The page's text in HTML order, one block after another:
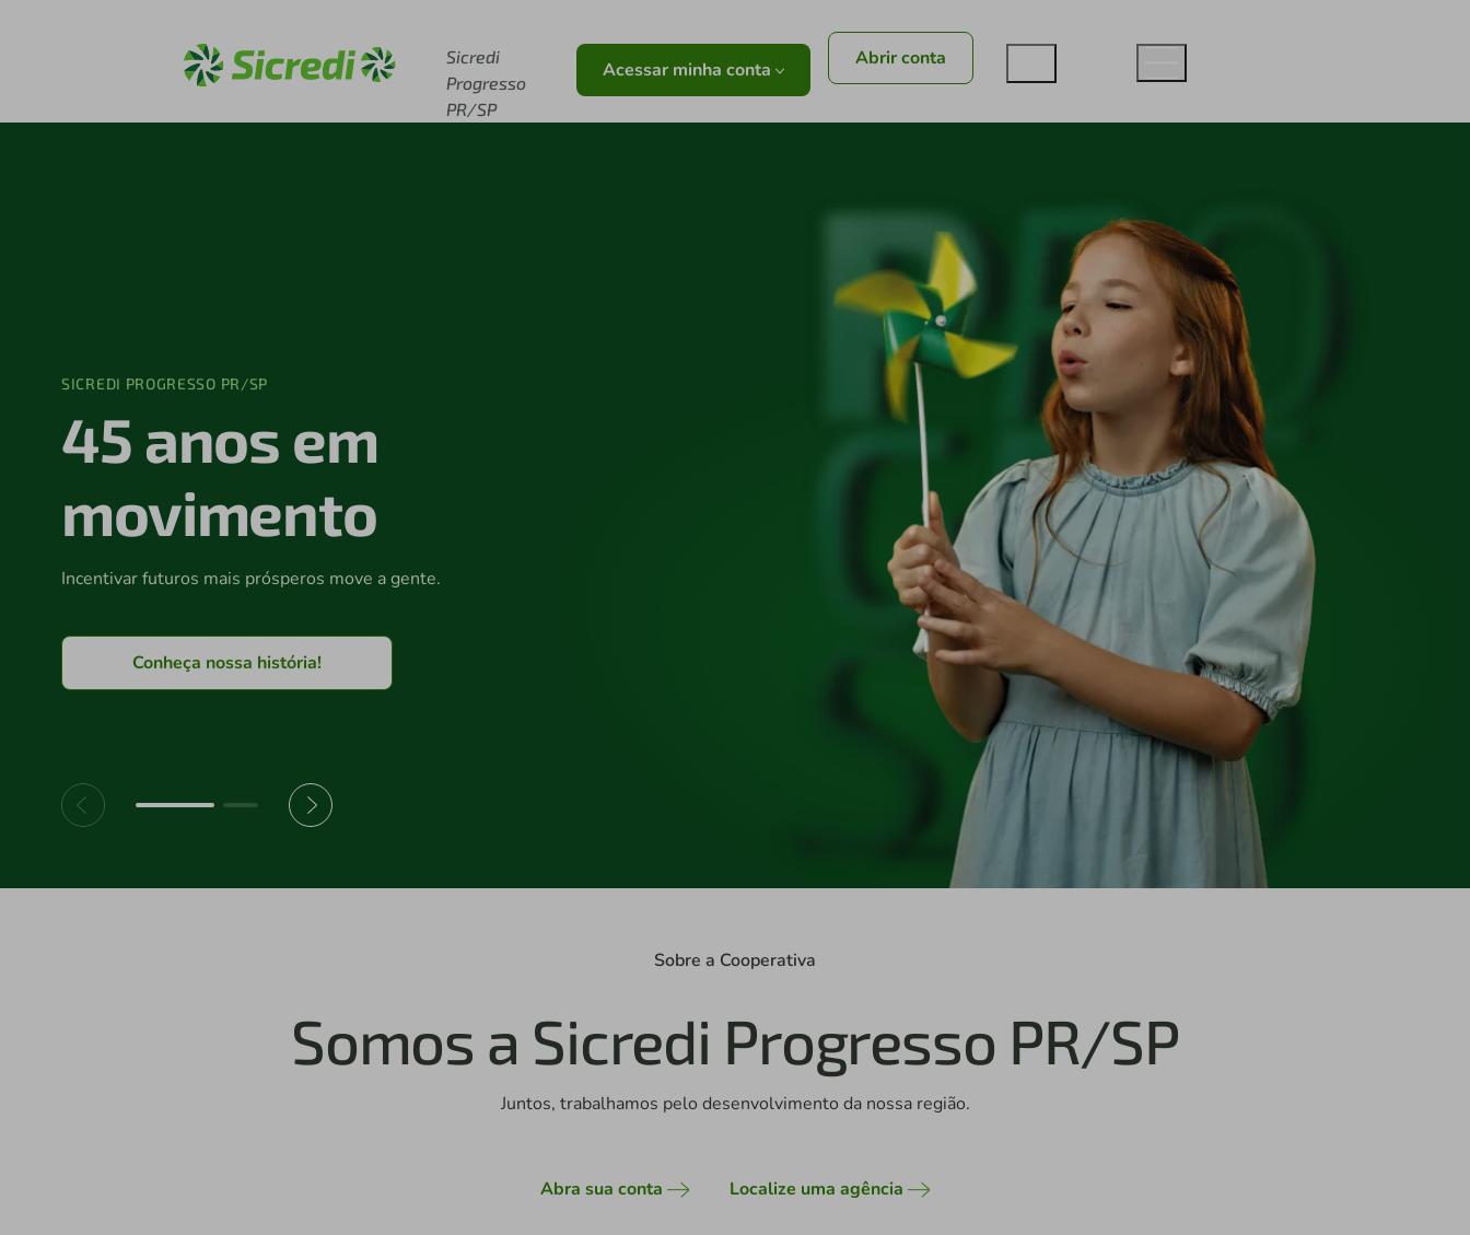
Sicredi
Progresso
PR/SP
Acessar minha conta Abrir conta
SICREDI PROGRESSO PR/SP
45 anos em
movimento
Incentivar futuros mais prósperos move a gente.
Conheça nossa história!
Sobre a Cooperativa
Somos a Sicredi Progresso PR/SP
Juntos, trabalhamos pelo desenvolvimento da nossa região.
Abra sua conta Localize uma agência